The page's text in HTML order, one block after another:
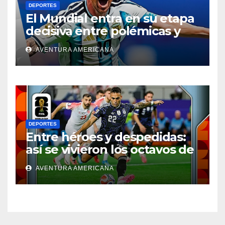
DEPORTES
El Mundial entra en su etapa
decisiva entre polémicas y
emociones
AVENTURA AMERICANA
DEPORTES
Entre héroes y despedidas:
así se vivieron los octavos de
final del Mundial
AVENTURA AMERICANA